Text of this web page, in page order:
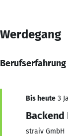
Werdegang
Berufserfahrung
Bis heute 3
straiv GmbH